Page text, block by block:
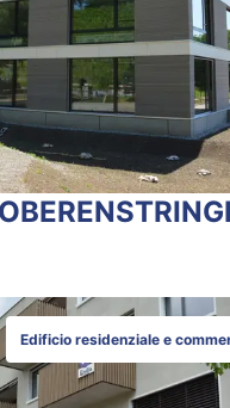
Edificio residenziale e